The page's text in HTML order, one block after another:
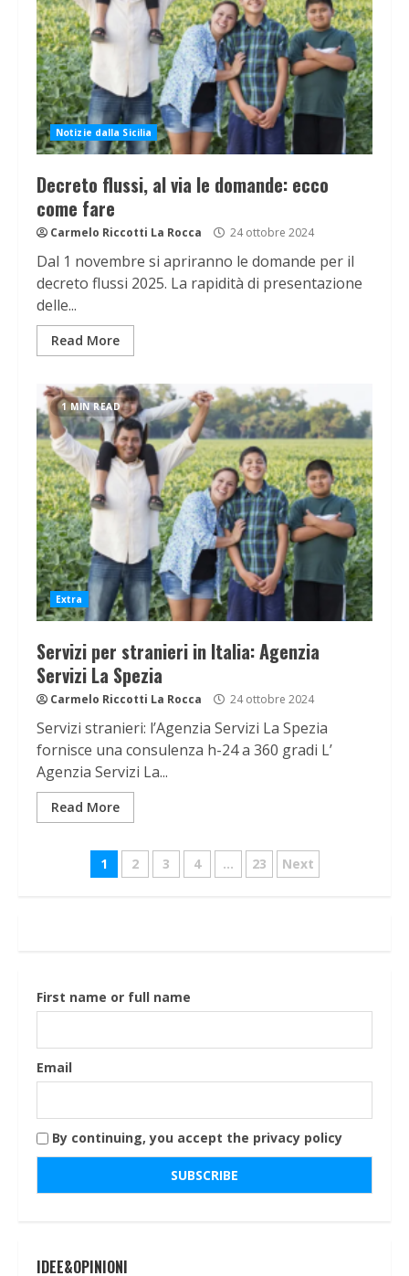
Notizie dalla Sicilia
Decreto flussi, al via le domande: ecco
come fare
Carmelo Riccotti La Rocca 24 ottobre 2024
Dal 1 novembre si apriranno le domande per il
decreto flussi 2025. La rapidità di presentazione
delle...
Read More
1 MIN READ
Extra
Servizi per stranieri in Italia: Agenzia
Servizi La Spezia
Carmelo Riccotti La Rocca 24 ottobre 2024
Servizi stranieri: l’Agenzia Servizi La Spezia
fornisce una consulenza h-24 a 360 gradi L’
Agenzia Servizi La...
Read More
Navigazione
1 2 3 4 … 23 Next
First name or full name
Email
By continuing, you accept the privacy policy
IDEE&OPINIONI